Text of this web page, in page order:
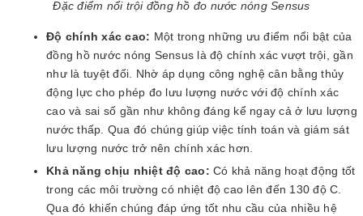
Đặc điểm nổi trội đồng hồ đo nước nóng Sensus
Độ chính xác cao: Một trong những ưu điểm nổi bật của
đồng hồ nước nóng Sensus là độ chính xác vượt trội, gần
như là tuyệt đối. Nhờ áp dụng công nghệ cân bằng thủy
động lực cho phép đo lưu lượng nước với độ chính xác
cao và sai số gần như không đáng kể ngay cả ở lưu lượng
nước thấp. Qua đó chúng giúp việc tính toán và giám sát
lưu lượng nước trở nên chính xác hơn.
Khả năng chịu nhiệt độ cao: Có khả năng hoạt động tốt
trong các môi trường có nhiệt độ cao lên đến 130 độ C.
Qua đó khiến chúng đáp ứng tốt nhu cầu của nhiều hệ